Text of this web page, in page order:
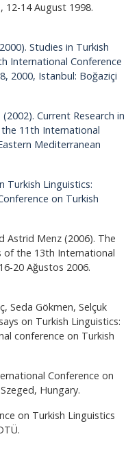
12-14 August 1998.
Studies in Turkish
International Conference
2000, Istanbul: Boğaziçi
Current Research in
11th International
Mediterranean
Turkish Linguistics:
on Turkish
Astrid Menz (2006). The
of the 13th International
20 Ağustos 2006.
Seda Gökmen, Selçuk
on Turkish Linguistics:
conference on Turkish
Conference on
Hungary.
on Turkish Linguistics